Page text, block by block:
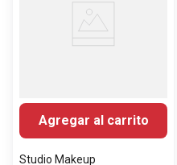
Agregar al carrito
Studio Makeup